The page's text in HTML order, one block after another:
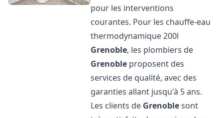
pour les interventions
courantes. Pour les chauffe-eau
thermodynamique 200l
Grenoble, les plombiers de
Grenoble proposent des
services de qualité, avec des
garanties allant jusqu'à 5 ans.
Les clients de Grenoblesont